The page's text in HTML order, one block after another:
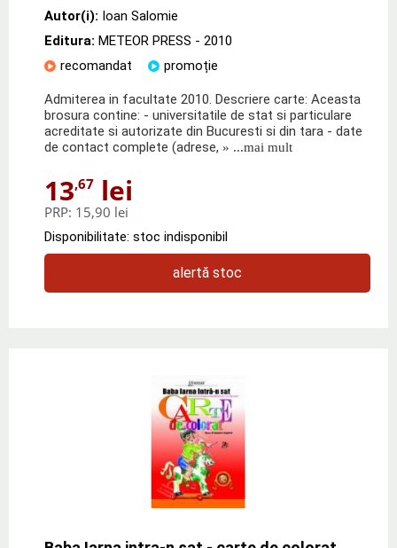
Autor(i): Ioan Salomie
Editura: METEOR PRESS - 2010
recomandat
promoție
Admiterea in facultate 2010. Descriere carte: Aceasta
brosura contine: - universitatile de stat si particulare
acreditate si autorizate din Bucuresti si din tara - date
de contact complete (adrese, » ...mai mult
13,67 lei
PRP: 15,90 lei
Disponibilitate: stoc indisponibil
alertă stoc